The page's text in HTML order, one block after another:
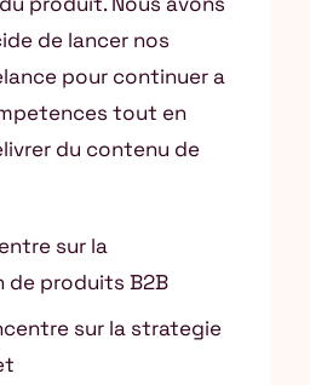
de lancer nos
pour continuer a
tout en
du contenu de
sur la
produits B2B
sur la strategie